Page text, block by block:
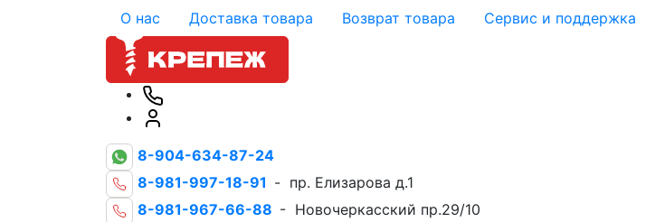
О нас Доставка товара Возврат товара Сервис и поддержка
8-904-634-87-24
8-981-997-18-91 - пр. Елизарова д.1
8-981-967-66-88 - Новочеркасский пр.29/10